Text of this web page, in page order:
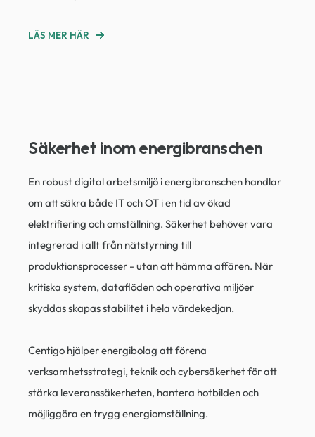
LÄS MER HÄR
Säkerhet inom energibranschen
En robust digital arbetsmiljö i energibranschen handlar
om att säkra både IT och OT i en tid av ökad
elektrifiering och omställning. Säkerhet behöver vara
integrerad i allt från nätstyrning till
produktionsprocesser - utan att hämma affären. När
kritiska system, dataflöden och operativa miljöer
skyddas skapas stabilitet i hela värdekedjan.
Centigo hjälper energibolag att förena
verksamhetsstrategi, teknik och cybersäkerhet för att
stärka leveranssäkerheten, hantera hotbilden och
möjliggöra en trygg energiomställning.